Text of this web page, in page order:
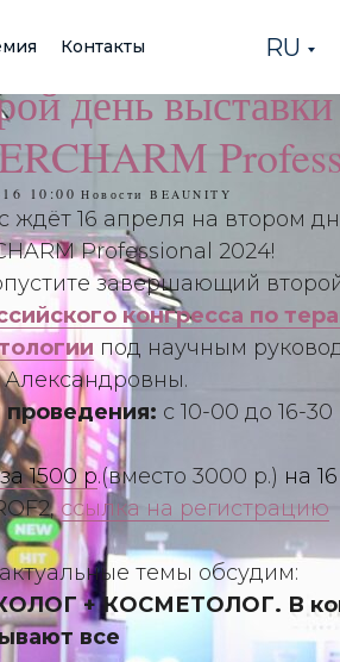
RU
Контакты
день выставки
10:00 Новости BEAUNITY
ждёт 16 апреля на втором
Professional 2024!
завершающий
конгресса по
под научным
с 10-00 до 16-30
1500 р.(вместо 3000 р.) на
ссылка на регистрацию
темы обсудим:
+ КОСМЕТОЛОГ. В
все